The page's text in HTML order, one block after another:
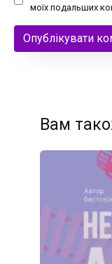
моїх подальших
Вам